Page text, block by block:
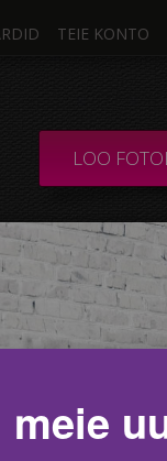
TEIE KONTO
LOO
/ MULTILÕUEND 1
meie